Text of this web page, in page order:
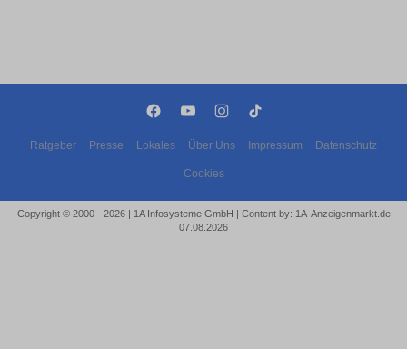
Ratgeber Presse Lokales Über Uns Impressum Datenschutz
Cookies
Copyright © 2000 - 2026 | 1A Infosysteme GmbH | Content by: 1A-Anzeigenmarkt.de
07.08.2026